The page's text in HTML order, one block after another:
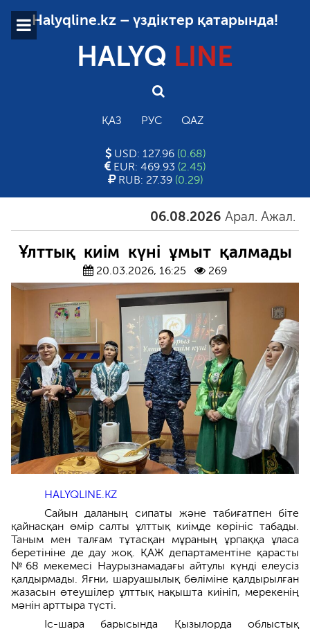
Halyqline.kz – үздіктер қатарында!
HALYQ LINE
ҚАЗ РУС QAZ
USD: 127.96 (0.68)
EUR: 469.93 (2.45)
RUB: 27.39 (0.29)
06.08.2026 Арал. Ажал.
Ұлттық киім күні ұмыт қалмады
20.03.2026, 16:25 269
HALYQLINE.KZ
Сайын даланың сипаты және табиғатпен біте
қайнасқан өмір салты ұлттық киімде көрініс табады.
Таным мен талғам тұтасқан мұраның ұрпаққа ұласа
беретініне де дау жоқ. ҚАЖ департаментіне қарасты
№68 мекемесі Наурызнамадағы айтулы күнді елеусіз
қалдырмады. Яғни, шаруашылық бөліміне қалдырылған
жазасын өтеушілер ұлттық нақышта киініп, мерекенің
мәнін арттыра түсті.
Іс-шара барысында Қызылорда облыстық